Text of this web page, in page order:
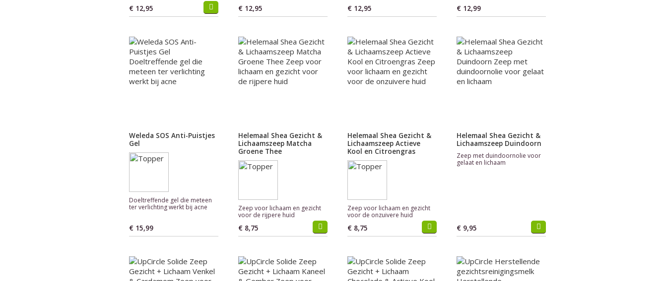
€ 12,95 € 12,95 € 12,95 € 12,99
Weleda SOS Anti-Puistjes
Gel
Doeltreffende gel die meteen
ter verlichting werkt bij acne
€ 15,99
Helemaal Shea Gezicht &
Lichaamszeep Matcha
Groene Thee
Zeep voor lichaam en gezicht
voor de rijpere huid
€ 8,75
Helemaal Shea Gezicht &
Lichaamszeep Actieve
Kool en Citroengras
Zeep voor lichaam en gezicht
voor de onzuivere huid
€ 8,75
Helemaal Shea Gezicht &
Lichaamszeep Duindoorn
Zeep met duindoornolie voor
gelaat en lichaam
€ 9,95